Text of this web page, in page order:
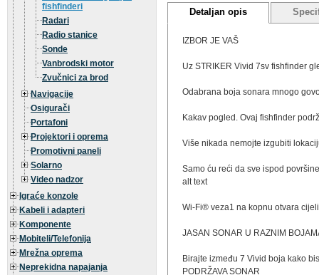
fishfinderi
Radari
Radio stanice
Sonde
Vanbrodski motor
Zvučnici za brod
Navigacije
Osigurači
Portafoni
Projektori i oprema
Promotivni paneli
Solarno
Video nadzor
Igraće konzole
Kabeli i adapteri
Komponente
Mobiteli/Telefonija
Mrežna oprema
Neprekidna napajanja
Detaljan opis
IZBOR JE VAŠ
Uz STRIKER Vivid 7sv fishfinder
Odabrana boja sonara mnogo
Kakav pogled. Ovaj fishfinder
Više nikada nemojte izgubiti
Samo ću reći da sve ispod
alt text
Wi-Fi® veza1 na kopnu otvara
JASAN SONAR U RAZNIM
Birajte između 7 Vivid boja kako
PODRŽAVA SONAR